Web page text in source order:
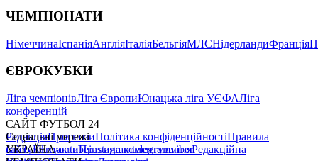
ЧЕМПІОНАТИ
НімеччинаІспаніяАнгліяІталіяБельгіяМЛСНідерландиФранція
ЄВРОКУБКИ
Ліга чемпіонівЛіга ЄвропиЮнацька ліга УЄФАЛіга
конференцій
САЙТ ФУТБОЛ 24
РедакціяПрогнозиПолітика конфіденційностіПравила
сайтуКонтактиПравила коментуванняРедакційна
Соціальні мережі
facebookxyoutubeinstagramtelegramviber
УКРАЇНА